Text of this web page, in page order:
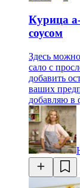
Курица
соусом
Здесь
сало с
добавить
ваших
добавляю в